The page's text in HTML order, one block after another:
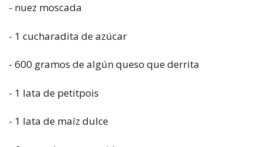
- nuez moscada
- 1 cucharadita de azúcar
- 600 gramos de algún queso que derrita
- 1 lata de petitpois
- 1 lata de maíz dulce